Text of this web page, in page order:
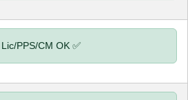
Lic/PPS/CM OK ✅